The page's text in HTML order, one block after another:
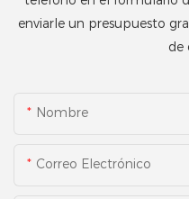
enviarle un presupuesto
de
Nombre
Correo Electrónico